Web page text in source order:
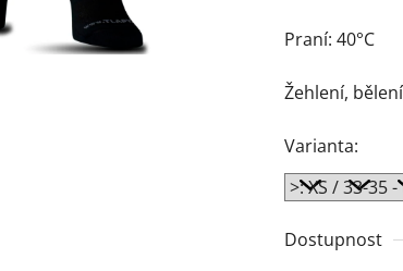
Praní: 40°C
Žehlení,
Varianta:
Dostupnost